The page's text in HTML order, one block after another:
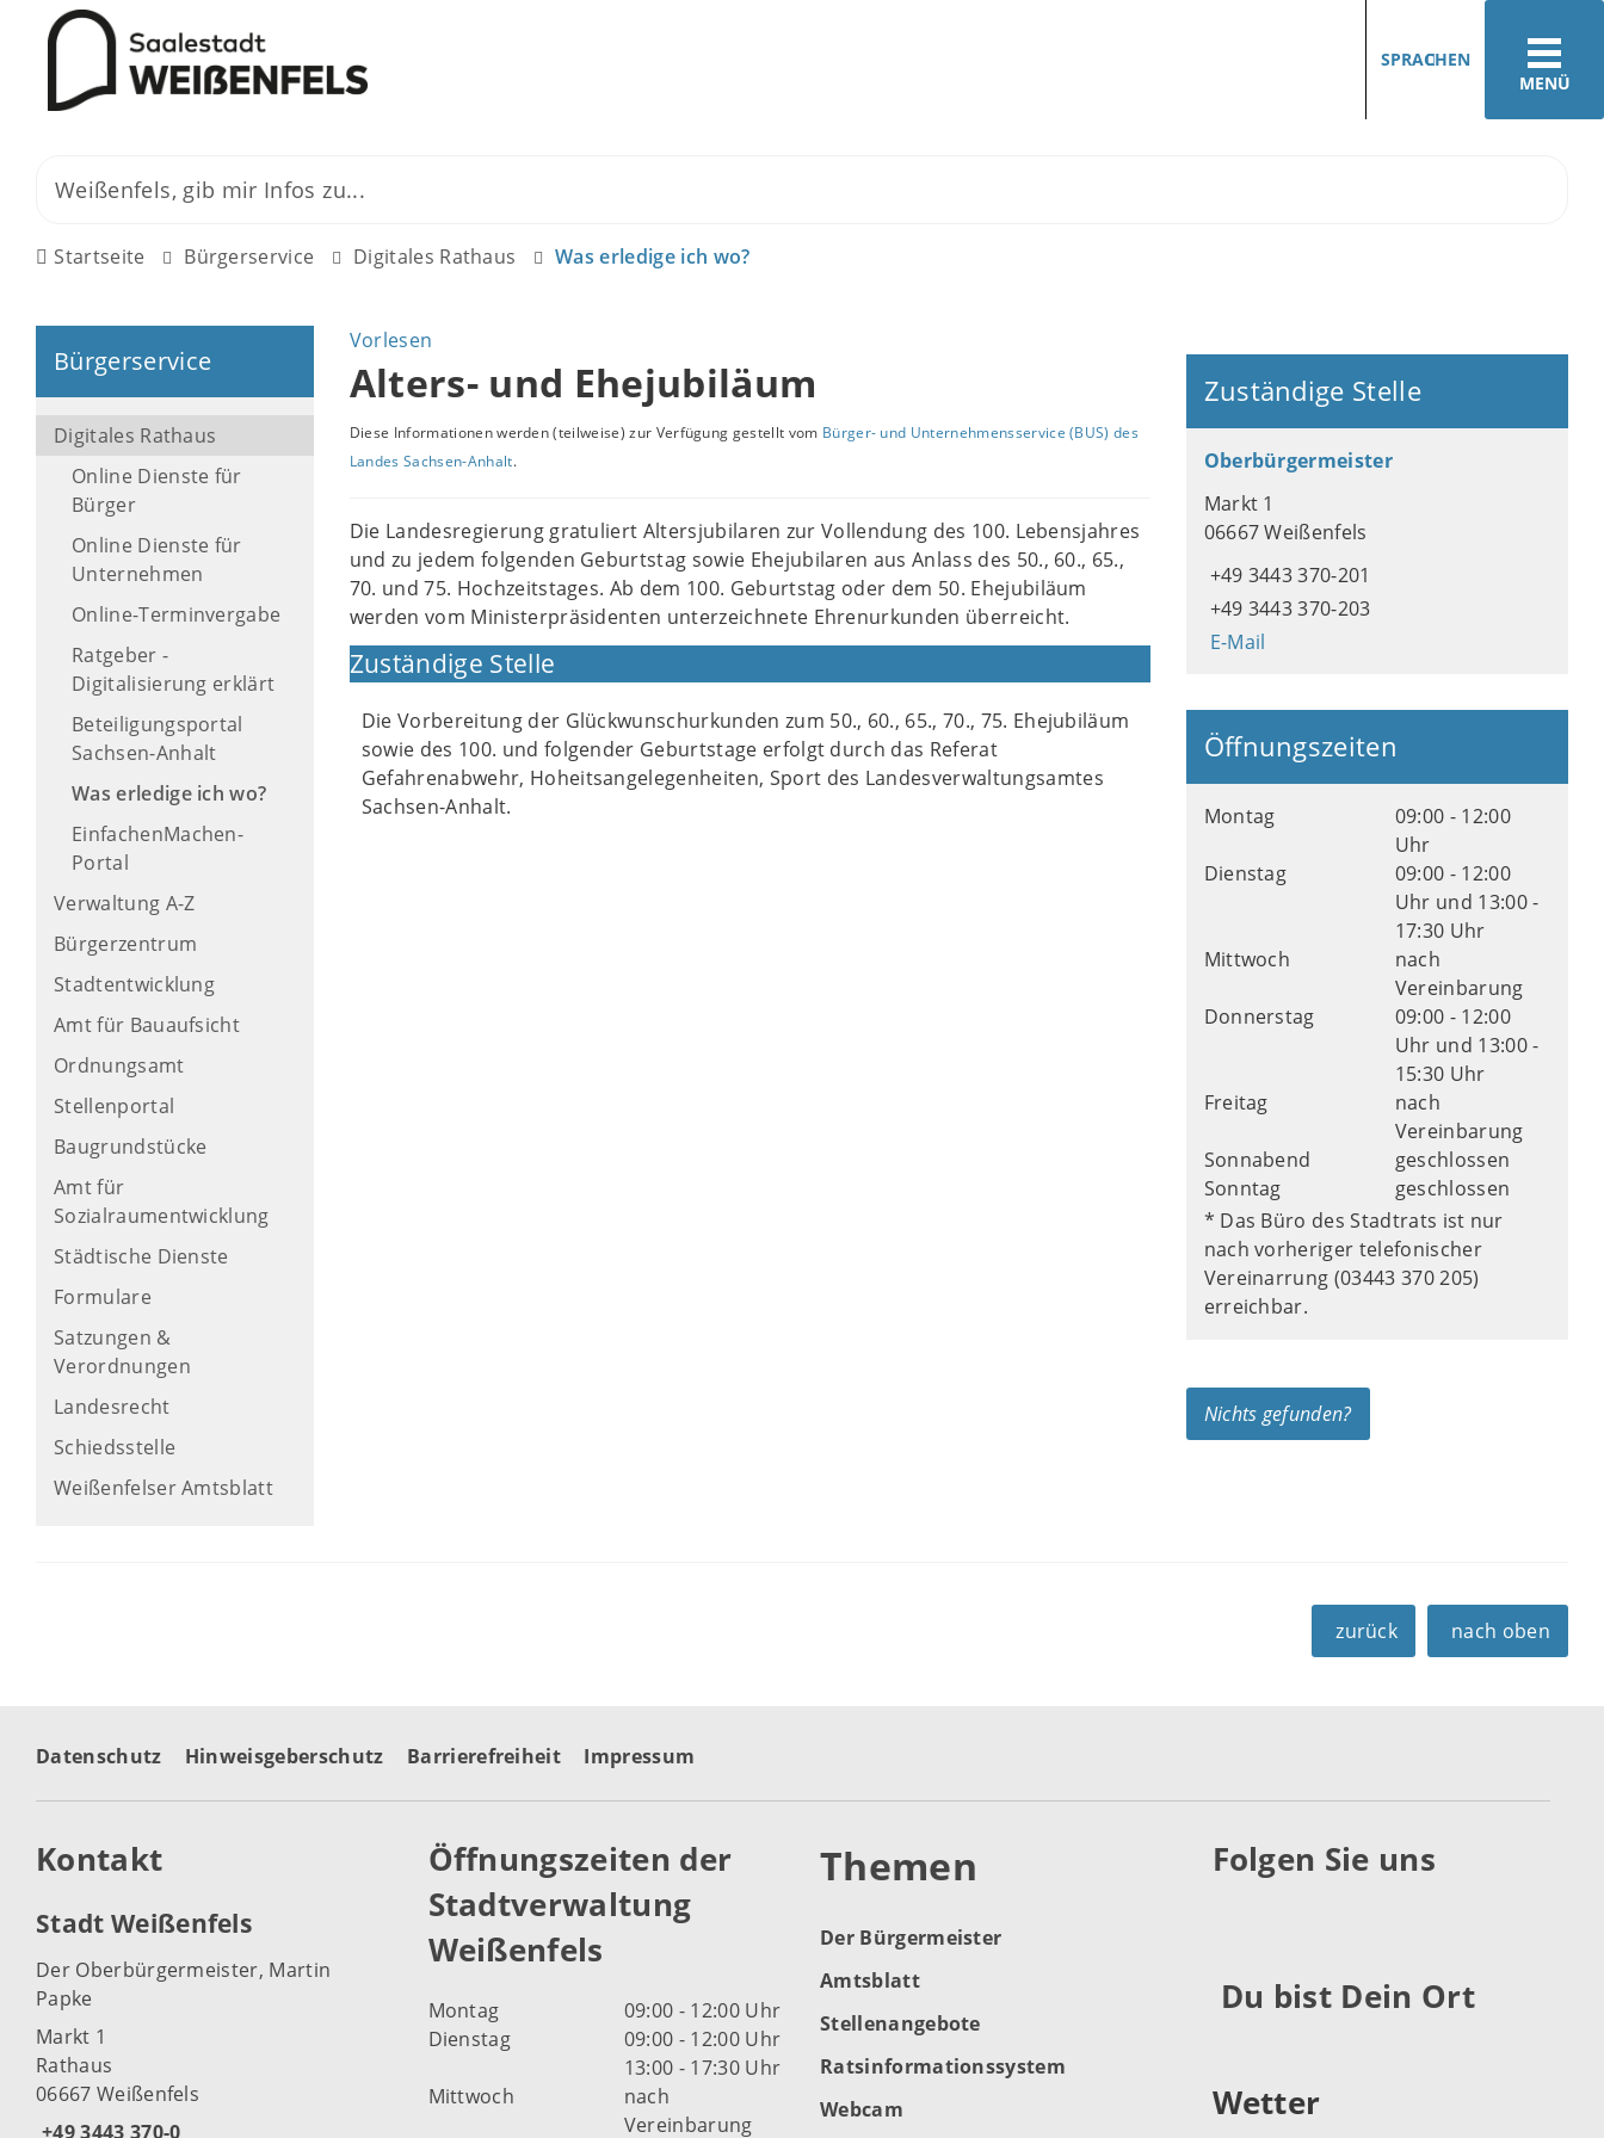
MENÜ
SPRACHEN
Startseite Bürgerservice Digitales Rathaus Was erledige ich wo?
Bürgerservice
Digitales Rathaus
Online Dienste für
Bürger
Online Dienste für
Unternehmen
Online-Terminvergabe
Ratgeber -
Digitalisierung erklärt
Beteiligungsportal
Sachsen-Anhalt
Was erledige ich wo?
EinfachenMachen-
Portal
Verwaltung A-Z
Bürgerzentrum
Stadtentwicklung
Amt für Bauaufsicht
Ordnungsamt
Stellenportal
Baugrundstücke
Amt für
Sozialraumentwicklung
Städtische Dienste
Formulare
Satzungen &
Verordnungen
Landesrecht
Schiedsstelle
Weißenfelser Amtsblatt
Vorlesen
Alters- und Ehejubiläum
Diese Informationen werden (teilweise) zur Verfügung gestellt vom Bürger- und Unternehmensservice (BUS) des
Landes Sachsen-Anhalt.
Die Landesregierung gratuliert Altersjubilaren zur Vollendung des 100. Lebensjahres
und zu jedem folgenden Geburtstag sowie Ehejubilaren aus Anlass des 50., 60., 65.,
70. und 75. Hochzeitstages. Ab dem 100. Geburtstag oder dem 50. Ehejubiläum
werden vom Ministerpräsidenten unterzeichnete Ehrenurkunden überreicht.
Zuständige Stelle
Die Vorbereitung der Glückwunschurkunden zum 50., 60., 65., 70., 75. Ehejubiläum
sowie des 100. und folgender Geburtstage erfolgt durch das Referat
Gefahrenabwehr, Hoheitsangelegenheiten, Sport des Landesverwaltungsamtes
Sachsen-Anhalt.
Zuständige Stelle
Oberbürgermeister
Markt 1
06667 Weißenfels
+49 3443 370-201
+49 3443 370-203
E-Mail
Öffnungszeiten
Montag
09:00 - 12:00
Uhr
Dienstag
09:00 - 12:00
Uhr und 13:00 -
17:30 Uhr
Mittwoch
nach
Vereinbarung
Donnerstag
09:00 - 12:00
Uhr und 13:00 -
15:30 Uhr
Freitag
nach
Vereinbarung
Sonnabend
geschlossen
Sonntag
geschlossen
* Das Büro des Stadtrats ist nur
nach vorheriger telefonischer
Vereinarrung (03443 370 205)
erreichbar.
Nichts gefunden?
zurück nach oben
Datenschutz Hinweisgeberschutz Barrierefreiheit Impressum
Kontakt
Stadt Weißenfels
Der Oberbürgermeister, Martin
Papke
Markt 1
Rathaus
06667 Weißenfels
+49 3443 370-0
Öffnungszeiten der
Stadtverwaltung
Weißenfels
Montag
09:00 - 12:00 Uhr
Dienstag
09:00 - 12:00 Uhr
13:00 - 17:30 Uhr
Mittwoch
nach
Vereinbarung
Themen
Der Bürgermeister
Amtsblatt
Stellenangebote
Ratsinformationssystem
Webcam
Folgen Sie uns
Du bist Dein Ort
Wetter